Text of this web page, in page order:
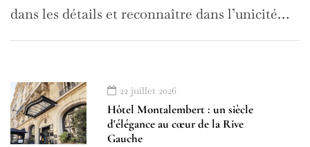
dans les détails et reconnaître dans l’unicité…
22 juillet 2026
Hôtel Montalembert : un siècle
d'élégance au cœur de la Rive
Gauche